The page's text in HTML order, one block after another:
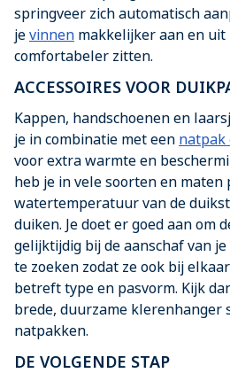
springveer zich automatisch
jevinnen makkelijker aan en uit
comfortabeler zitten.
ACCESSOIRES VOOR
Kappen, handschoenen en
je in combinatie met een natpak
voor extra warmte en
heb je in vele soorten en maten
watertemperatuur van de
duiken. Je doet er goed aan om
gelijktijdig bij de aanschaf van
te zoeken zodat ze ook bij
betreft type en pasvorm. Kijk
brede, duurzame klerenhanger
natpakken.
DE VOLGENDE STAP